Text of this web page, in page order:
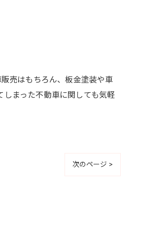
売はもちろん、板金塗装や車
まった不動車に関しても気軽
次のページ >